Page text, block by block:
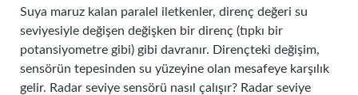
Suya maruz kalan paralel iletkenler, direnç değeri su
seviyesiyle değişen değişken bir direnç (tıpkı bir
potansiyometre gibi) gibi davranır. Dirençteki değişim,
sensörün tepesinden su yüzeyine olan mesafeye karşılık
gelir. Radar seviye sensörü nasıl çalışır? Radar seviye